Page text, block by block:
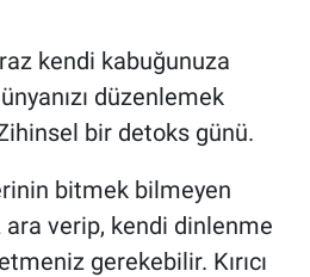
kendi kabuğunuza
düzenlemek
bir detoks günü.
bitmek bilmeyen
verip, kendi dinlenme
gerekebilir. Kırıcı